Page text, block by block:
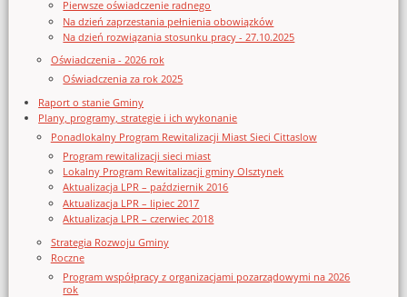
Pierwsze oświadczenie radnego
Na dzień zaprzestania pełnienia obowiązków
Na dzień rozwiązania stosunku pracy - 27.10.2025
Oświadczenia - 2026 rok
Oświadczenia za rok 2025
Raport o stanie Gminy
Plany, programy, strategie i ich wykonanie
Ponadlokalny Program Rewitalizacji Miast Sieci Cittaslow
Program rewitalizacji sieci miast
Lokalny Program Rewitalizacji gminy Olsztynek
Aktualizacja LPR – październik 2016
Aktualizacja LPR – lipiec 2017
Aktualizacja LPR – czerwiec 2018
Strategia Rozwoju Gminy
Roczne
Program współpracy z organizacjami pozarządowymi na 2026
rok